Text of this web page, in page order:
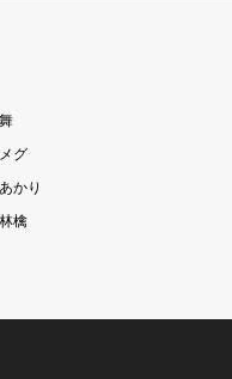
グ
かり
檎